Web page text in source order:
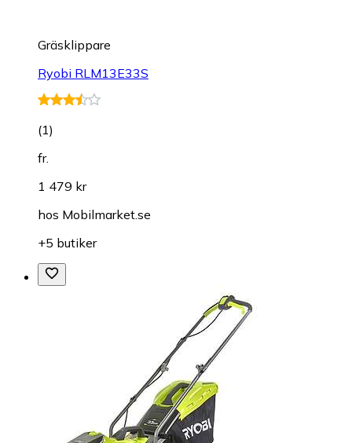
Gräsklippare
Ryobi RLM13E33S
(1)
fr.
1 479 kr
hos Mobilmarket.se
+5 butiker